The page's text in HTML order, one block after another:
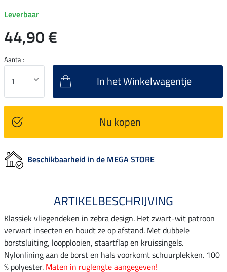
Leverbaar
44,90 €
Aantal:
In het Winkelwagentje
Nu kopen
Beschikbaarheid in de MEGA STORE
ARTIKELBESCHRIJVING
Klassiek vliegendeken in zebra design. Het zwart-wit patroon
verwart insecten en houdt ze op afstand. Met dubbele
borstsluiting, loopplooien, staartflap en kruissingels.
Nylonlining aan de borst en hals voorkomt schuurplekken. 100
% polyester. Maten in ruglengte aangegeven!